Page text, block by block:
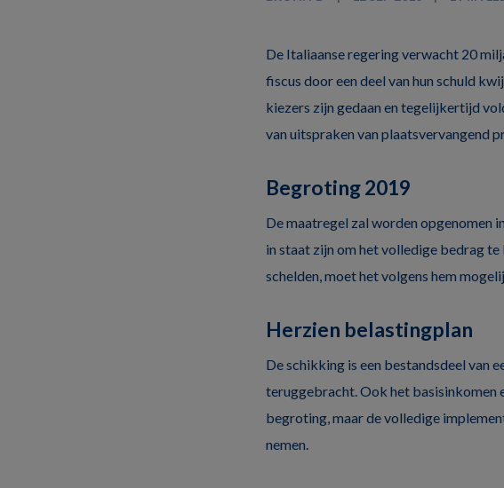
De Italiaanse regering verwacht 20
fiscus door een deel van hun schuld
kiezers zijn gedaan en tegelijkertijd
van uitspraken van plaatsvervangend
Begroting 2019
De maatregel zal worden opgenomen
in staat zijn om het volledige bedrag
schelden, moet het volgens hem
Herzien belastingplan
De schikking is een bestandsdeel van
teruggebracht. Ook het basisinkomen
begroting, maar de volledige
nemen.